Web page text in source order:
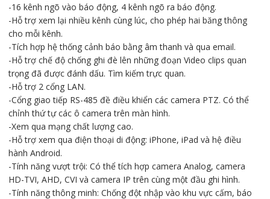
-16 kênh ngõ vào báo động, 4 kênh ngõ ra báo động.
-Hỗ trợ xem lại nhiều kênh cùng lúc, cho phép hai băng thông
cho mỗi kênh.
-Tích hợp hệ thống cảnh báo bằng âm thanh và qua email.
-Hỗ trợ chế độ chống ghi đè lên những đoạn Video clips quan
trọng đã được đánh dấu. Tìm kiếm trực quan.
-Hỗ trợ 2 cổng LAN.
-Cổng giao tiếp RS-485 đề điều khiển các camera PTZ. Có thể
chỉnh thứ tự các ô camera trên màn hình.
-Xem qua mạng chất lượng cao.
-Hỗ trợ xem qua điện thoại di động: iPhone, iPad và hệ điều
hành Android.
-Tính năng vượt trội: Có thể tích hợp camera Analog, camera
HD-TVI, AHD, CVI và camera IP trên cùng một đầu ghi hình.
-Tính năng thông minh: Chống đột nhập vào khu vực cấm, báo